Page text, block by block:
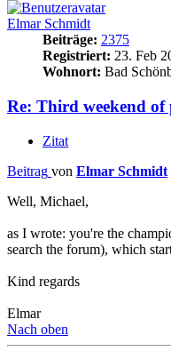
Elmar Schmidt
Beiträge: 2375
Registriert: 23. Feb
Wohnort: Bad
Re: Third weekend
Zitat
Beitrag von Elmar Schmidt
Well, Michael,
as I wrote: you're the
search the forum), which
Kind regards
Elmar
Nach oben